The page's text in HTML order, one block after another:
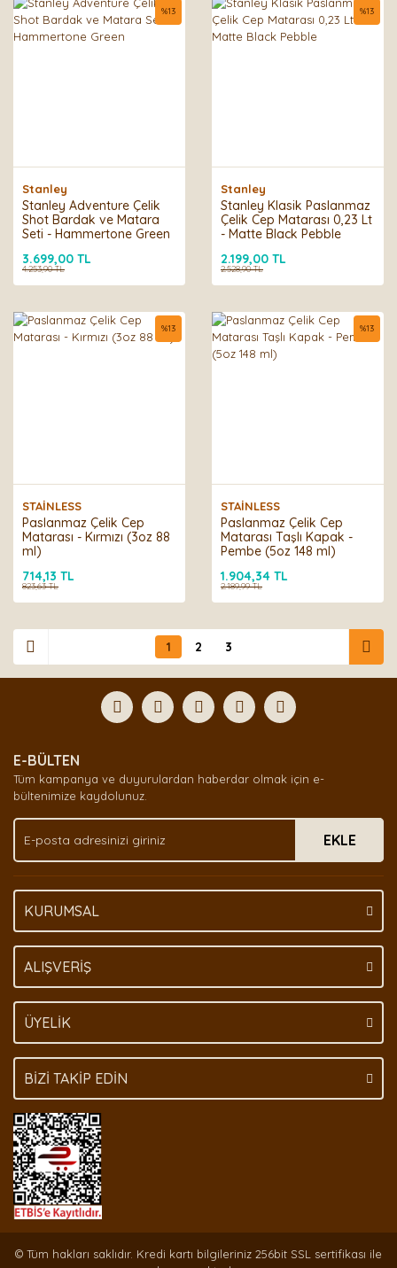
Stanley
Stanley Adventure Çelik
Shot Bardak ve Matara
Seti - Hammertone Green
%13
3.699,00 TL
4.253,90 TL
Stanley
Stanley Klasik Paslanmaz
Çelik Cep Matarası 0,23 Lt
- Matte Black Pebble
%13
2.199,00 TL
2.528,90 TL
STAİNLESS
Paslanmaz Çelik Cep
Matarası - Kırmızı (3oz 88
ml)
%13
714,13 TL
823,63 TL
STAİNLESS
Paslanmaz Çelik Cep
Matarası Taşlı Kapak -
Pembe (5oz 148 ml)
%13
1.904,34 TL
2.189,99 TL
1 2 3
E-BÜLTEN
Tüm kampanya ve duyurulardan haberdar olmak için e-
bültenimize kaydolunuz.
EKLE
KURUMSAL
ALIŞVERİŞ
ÜYELİK
BİZİ TAKİP EDİN
© Tüm hakları saklıdır. Kredi kartı bilgileriniz 256bit SSL sertifikası ile